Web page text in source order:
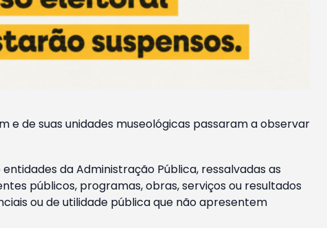
e de suas unidades museológicas passaram a observar
da Administração Pública, ressalvadas as
públicos, programas, obras, serviços ou resultados
ou de utilidade pública que não apresentem